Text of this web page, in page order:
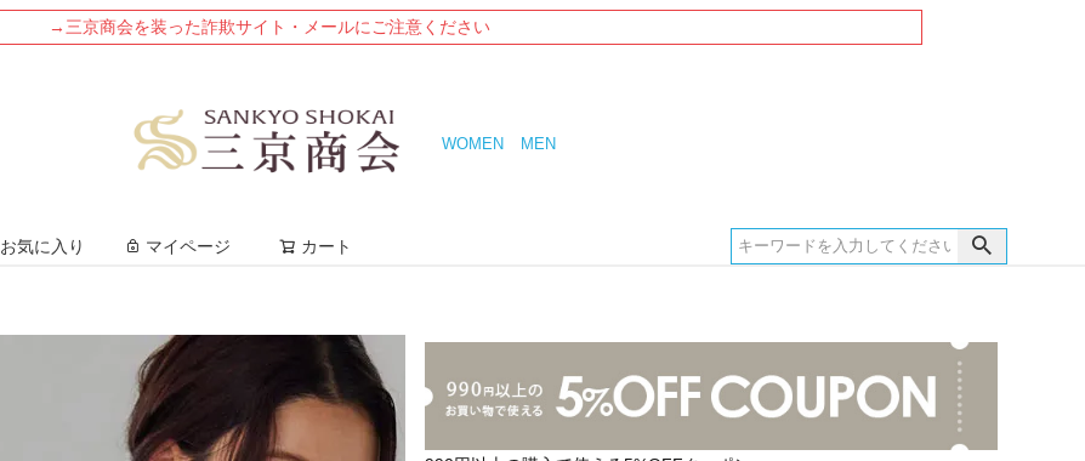
→三京商会を装った詐欺サイト・メールにご注意ください
WOMEN MEN
お気に入り マイページ カート